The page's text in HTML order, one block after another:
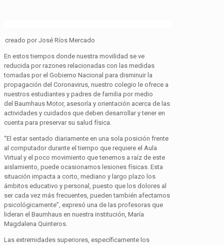
creado por José Ríos Mercado
En estos tiempos donde nuestra movilidad se ve
reducida por razones relacionadas con las medidas
tomadas por el Gobierno Nacional para disminuir la
propagación del Coronavirus, nuestro colegio le ofrece a
nuestros estudiantes y padres de familia por medio
del Baumhaus Motor, asesoría y orientación acerca de las
actividades y cuidados que deben desarrollar y tener en
cuenta para preservar su salud física.
“El estar sentado diariamente en una sola posición frente
al computador durante el tiempo que requiere el Aula
Virtual y el poco movimiento que tenemos a raíz de este
aislamiento, puede ocasionarnos lesiones físicas. Esta
situación impacta a corto, mediano y largo plazo los
ámbitos educativo y personal, puesto que los dolores al
ser cada vez más frecuentes, pueden también afectarnos
psicológicamente”, expresó una de las profesoras que
lideran el Baumhaus en nuestra institución, María
Magdalena Quinteros.
Las extremidades superiores, específicamente los